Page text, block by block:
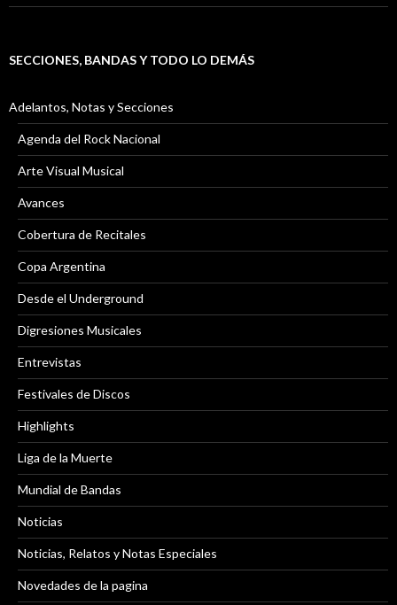
SECCIONES, BANDAS Y TODO LO DEMÁS
Adelantos, Notas y Secciones
Agenda del Rock Nacional
Arte Visual Musical
Avances
Cobertura de Recitales
Copa Argentina
Desde el Underground
Digresiones Musicales
Entrevistas
Festivales de Discos
Highlights
Liga de la Muerte
Mundial de Bandas
Noticias
Noticias, Relatos y Notas Especiales
Novedades de la pagina